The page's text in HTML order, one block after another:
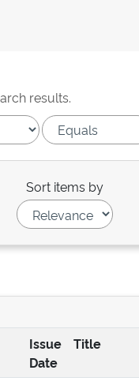
results.
Sort items by
Issue
Date
Title